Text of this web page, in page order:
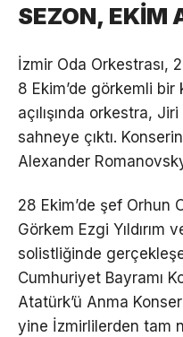
SEZON, EKİM
İzmir Oda Orkestrası,
8 Ekim’de görkemli bir
açılışında orkestra,
sahneye çıktı.
Alexander
28 Ekim’de şef Orhun
Görkem Ezgi Yıldırım
solistliğinde
Cumhuriyet Bayramı
Atatürk’ü Anma
yine İzmirlilerden tam